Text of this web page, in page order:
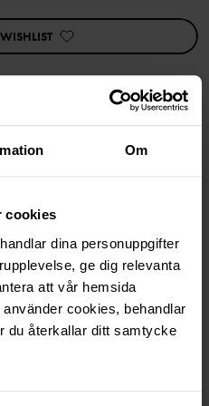
Om
cookies
dina personuppgifter
ge dig relevanta
att vår hemsida
cookies, behandlar
du återkallar ditt samtycke
Ltd